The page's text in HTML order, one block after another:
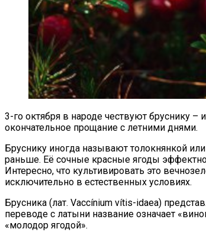
3-го октября в народе чествуют бруснику
окончательное прощание с летними днями.
Бруснику иногда называют толокнянкой
раньше. Её сочные красные ягоды эффектно
Интересно, что культивировать это
исключительно в естественных условиях.
Брусника (лат. Vaccínium vítis-idaea)
переводе с латыни название означает
«молодор ягодой».